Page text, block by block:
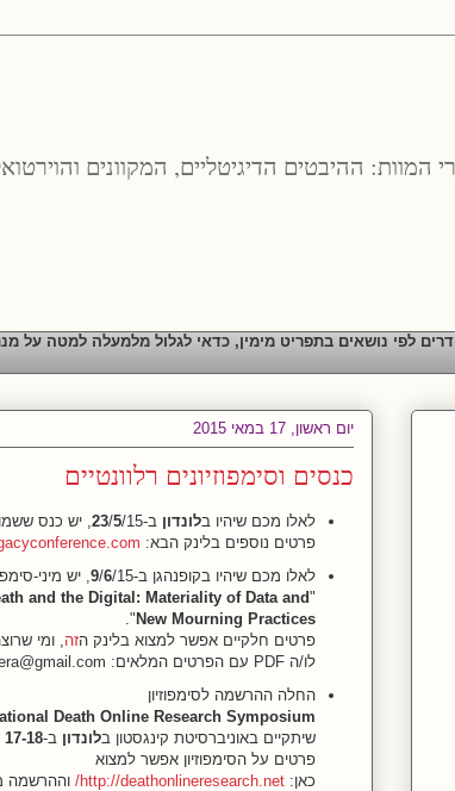
המוות: ההיבטים הדיגיטליים, המקוונים
לפי נושאים בתפריט מימין, כדאי לגלול מלמעלה למטה על
יום ראשון, 17 במאי 2015
כנסים וסימפוזיונים רלוונטיים
לאלו מכם שיהיו בלונדוןב- 23/5/15, יש כנס ששמו
פרטים נוספים בלינק הבא:
לאלו מכם שיהיו בקופנהגן ב-
9/6/15, יש מיני-סימפוזיון בשם
"
and the Digital: Materiality of Data and
New Mourning Practices
".
פרטים חלקיים אפשר למצוא בלינק הזה, ומי
לו/ה PDF עם הפרטים המלאים: death.in.digital.era@gmail.com.
החלה ההרשמה לסימפוזיון
Death Online Research Symposium
שיתקיים באוניברסיטת קינגסטון בלונדון ב-17-18
פרטים על הסימפוזיון אפשר למצוא
כאן:http://deathonlineresearch.net/ וההרשמה